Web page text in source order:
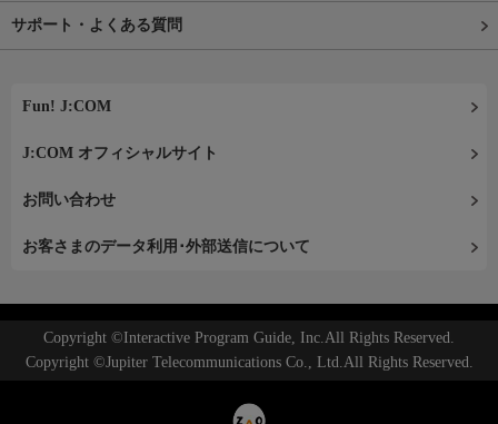
サポート・よくある質問
Fun! J:COM
J:COM オフィシャルサイト
お問い合わせ
お客さまのデータ利用･外部送信について
Copyright ©Interactive Program Guide, Inc.All Rights Reserved.
Copyright ©Jupiter Telecommunications Co., Ltd.All Rights Reserved.